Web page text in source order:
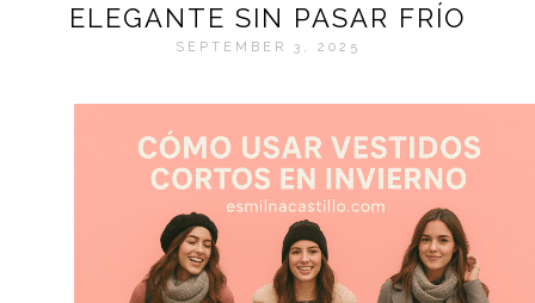
ELEGANTE SIN PASAR FRÍO
SEPTEMBER 3, 2025